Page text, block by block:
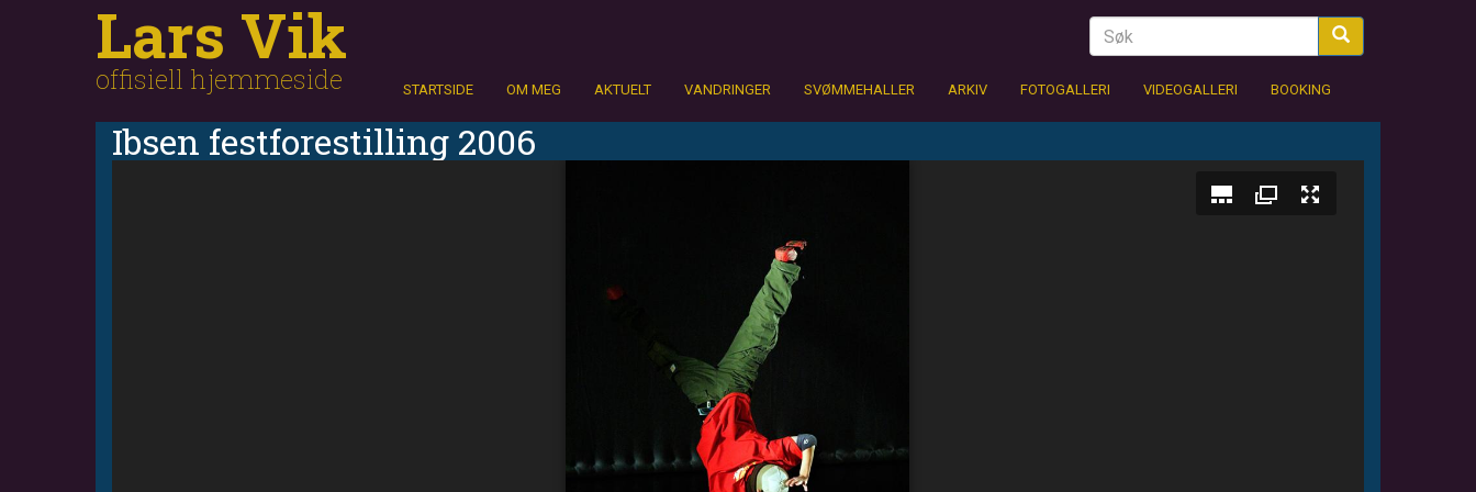
hovedinnholdLars Vik
offisiell hjemmeside STARTSIDE OM MEG AKTUELT VANDRINGER SVØMMEHALLER ARKIV FOTOGALLERI VIDEOGALLERI BOOKING
Ibsen festforestilling 2006